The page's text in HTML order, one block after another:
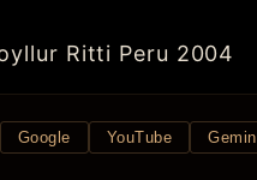
Ritti Peru 2004
Google YouTube